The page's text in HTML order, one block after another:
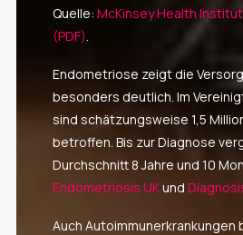
Quelle: McKinsey Health
(PDF).
Endometriose zeigt die
besonders deutlich. Im
sind schätzungsweise 1,5
betroffen. Bis zur Diagnose
Durchschnitt 8 Jahre und 10
Endometriosis UKund
Auch Autoimmunerkrankungen